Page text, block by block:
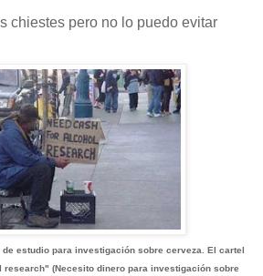
chiestes pero no lo puedo evitar
estudio para investigación sobre cerveza. El cartel
research" (Necesito dinero para investigación sobre